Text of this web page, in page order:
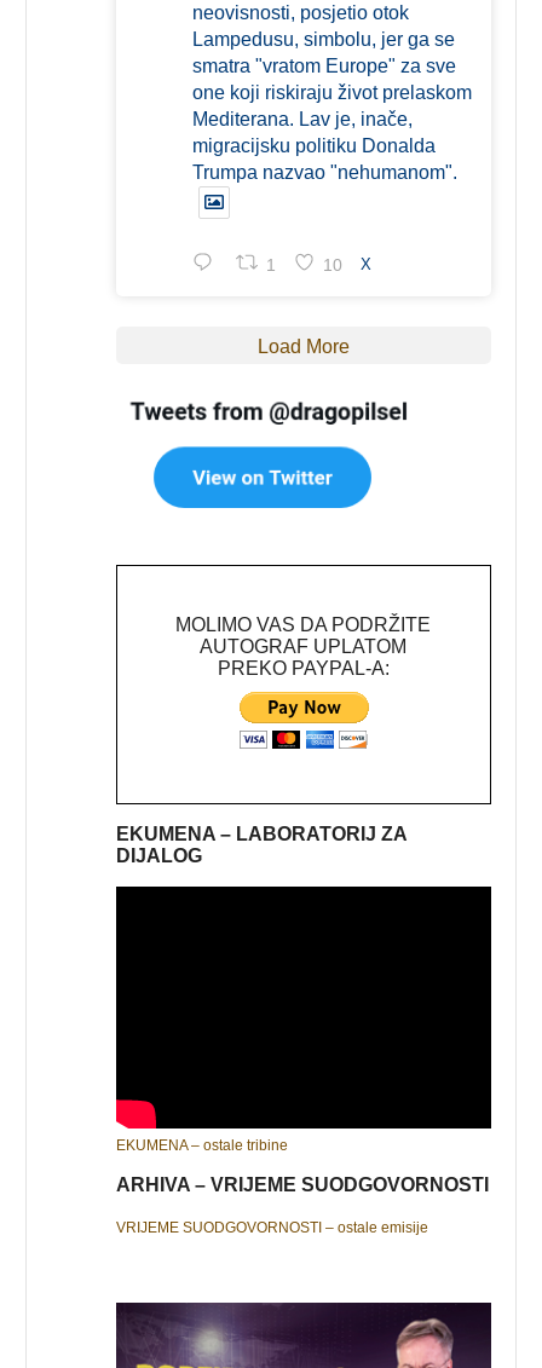
neovisnosti, posjetio otok
Lampedusu, simbolu, jer ga se
smatra "vratom Europe" za sve
one koji riskiraju život prelaskom
Mediterana. Lav je, inače,
migracijsku politiku Donalda
Trumpa nazvao "nehumanom".
1 10 X
Load More
MOLIMO VAS DA PODRŽITE
AUTOGRAF UPLATOM
PREKO PAYPAL-A:
EKUMENA – LABORATORIJ ZA
DIJALOG
EKUMENA – ostale tribine
ARHIVA – VRIJEME SUODGOVORNOSTI
VRIJEME SUODGOVORNOSTI – ostale emisije